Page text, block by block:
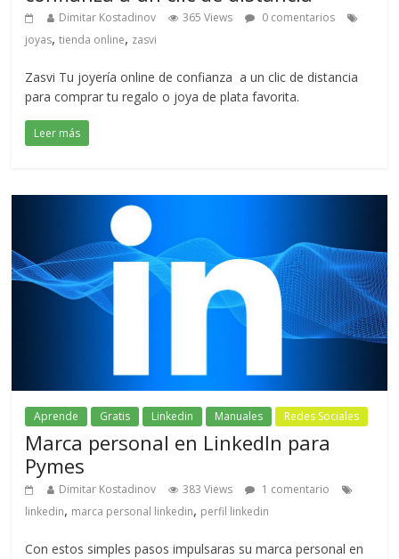
Dimitar Kostadinov 365 Views
0 comentarios
joyas,tienda online, zasvi
Zasvi Tu joyería online de confianza a un clic de distancia
para comprar tu regalo o joya de plata favorita.
Leer más
Aprende Gratis Linkedin Manuales Redes Sociales
Marca personal en LinkedIn para
Pymes
Dimitar Kostadinov 383 Views
1 comentario
linkedin, marca personal linkedin, perfil linkedin
Con estos simples pasos impulsaras su marca personal en